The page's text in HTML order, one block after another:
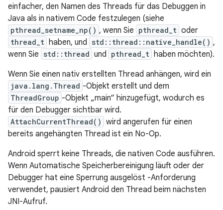
einfacher, den Namen des Threads für das Debuggen in
Java als in nativem Code festzulegen (siehe
pthread_setname_np() , wenn Sie pthread_t oder
thread_t haben, und std::thread::native_handle() ,
wenn Sie std::thread und pthread_t haben möchten).
Wenn Sie einen nativ erstellten Thread anhängen, wird ein
java.lang.Thread -Objekt erstellt und dem
ThreadGroup -Objekt „main“ hinzugefügt, wodurch es
für den Debugger sichtbar wird.
AttachCurrentThread() wird angerufen für einen
bereits angehängten Thread ist ein No-Op.
Android sperrt keine Threads, die nativen Code ausführen.
Wenn Automatische Speicherbereinigung läuft oder der
Debugger hat eine Sperrung ausgelöst -Anforderung
verwendet, pausiert Android den Thread beim nächsten
JNI-Aufruf.